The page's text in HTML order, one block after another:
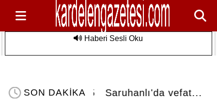
Haberi Sesli Oku
SON DAKİKA
14:45 Saruhanlı'da vefat...